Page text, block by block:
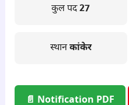
कुल पद27
स्थानकांकेर
📄 Notification PDF